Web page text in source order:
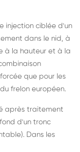
injection ciblée d'un
dans le nid, à
à la hauteur et à la
que pour les
frelon européen.
après traitement
d'un tronc
Dans les